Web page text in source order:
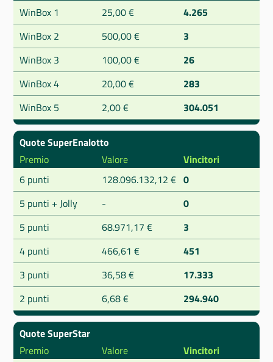
WinBox 1
25,00 €
4.265
WinBox 2
500,00 €
3
WinBox 3
100,00 €
26
WinBox 4
20,00 €
283
WinBox 5
2,00 € 304.051
Quote SuperEnalotto
Premio
Valore
Vincitori
6 punti
128.096.132,12 € 0
5 punti + Jolly
-
0
5 punti
68.971,17 €
3
4 punti
466,61 €
451
3 punti
36,58 €
17.333
2 punti
6,68 € 294.940
Quote SuperStar
Premio
Valore
Vincitori